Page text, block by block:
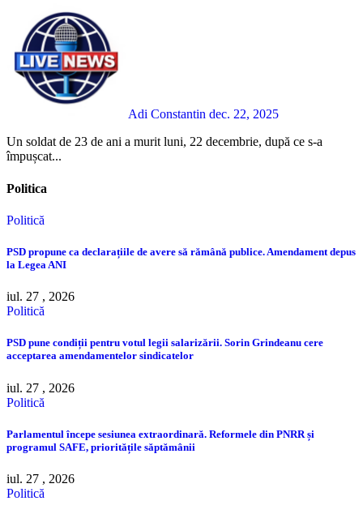
Adi Constantin dec. 22, 2025
Un soldat de 23 de ani a murit luni, 22 decembrie, după ce s-a
împușcat...
Politica
Politică
PSD propune ca declarațiile de avere să rămână publice. Amendament depus
la Legea ANI
iul. 27 , 2026
Politică
PSD pune condiții pentru votul legii salarizării. Sorin Grindeanu cere
acceptarea amendamentelor sindicatelor
iul. 27 , 2026
Politică
Parlamentul începe sesiunea extraordinară. Reformele din PNRR și
programul SAFE, prioritățile săptămânii
iul. 27 , 2026
Politică